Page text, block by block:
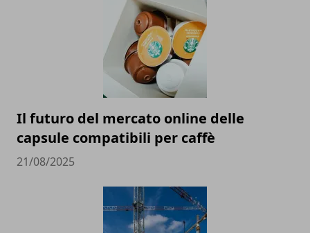
Il futuro del mercato online delle
capsule compatibili per caffè
21/08/2025